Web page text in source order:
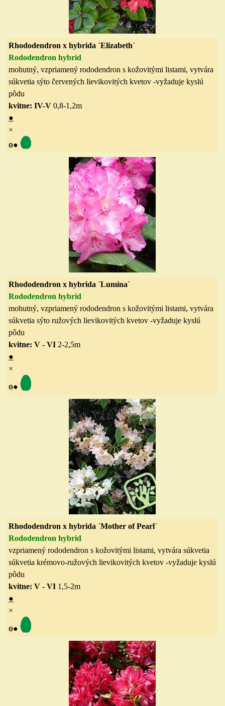
Rhododendron x hybrida ´Elizabeth´
Rododendron hybrid
mohutný, vzpriamený rododendron s kožovitými listami, vytvára
súkvetia sýto červených lievikovitých kvetov -vyžaduje kyslú
pôdu
kvitne: IV-V 0,8-1,2m
●
×
ө●
Rhododendron x hybrida ´Lumina´
Rododendron hybrid
mohutný, vzpriamený rododendron s kožovitými listami, vytvára
súkvetia sýto ružových lievikovitých kvetov -vyžaduje kyslú
pôdu
kvitne: V - VI 2-2,5m
●
×
ө●
Rhododendron x hybrida ´Mother of Pearl´
Rododendron hybrid
vzpriamený rododendron s kožovitými listami, vytvára súkvetia
súkvetia krémovo-ružových lievikovitých kvetov -vyžaduje kyslú
pôdu
kvitne: V - VI 1,5-2m
●
×
ө●